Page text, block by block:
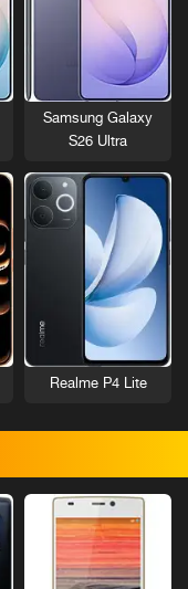
Samsung Galaxy
S26 Ultra
Realme P4 Lite